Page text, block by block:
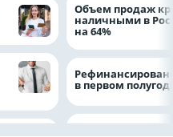
Объем продаж
наличными в
на 64%
в первом